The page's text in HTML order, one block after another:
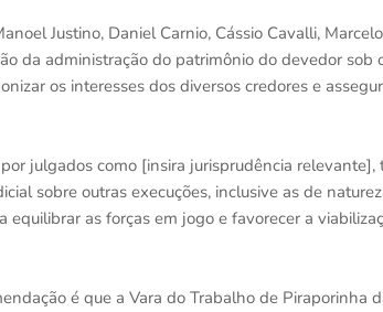
Justino, Daniel Carnio, Cássio Cavalli,
da administração do patrimônio do devedor sob
os interesses dos diversos credores e
julgados como [insira jurisprudência
sobre outras execuções, inclusive as de
equilibrar as forças em jogo e favorecer a
é que a Vara do Trabalho de Piraporinha